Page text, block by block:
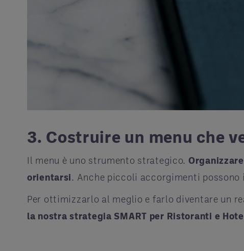
3. Costruire un menu che
Il menu è uno strumento strategico.
orientarsi. Anche piccoli accorgimenti
Per ottimizzarlo al meglio e farlo diventare un
la nostra strategia SMART per Ristoranti e